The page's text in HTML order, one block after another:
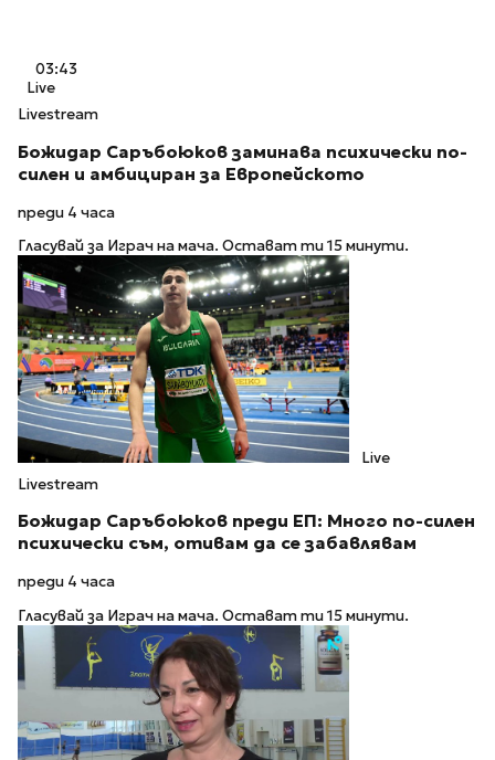
03:43
Live
Livestream
Божидар Саръбоюков заминава психически по-
силен и амбициран за Европейското
преди 4 часа
Гласувай за Играч на мача. Остават ти 15 минути.
Live
Livestream
Божидар Саръбоюков преди ЕП: Много по-силен
психически съм, отивам да се забавлявам
преди 4 часа
Гласувай за Играч на мача. Остават ти 15 минути.